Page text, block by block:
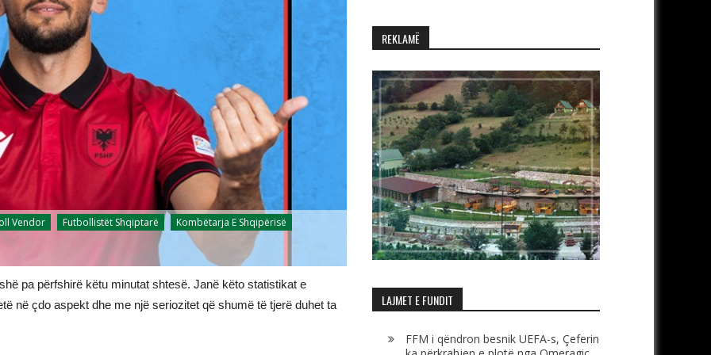
Vendor Futbollistët Shqiptarë Kombëtarja E Shqipërisë
pa përfshirë këtu minutat shtesë. Janë këto statistikat e
në çdo aspekt dhe me një seriozitet që shumë të tjerë duhet ta
REKLAMË
LAJMET E FUNDIT
FFM i qëndron besnik UEFA-s, Çeferin